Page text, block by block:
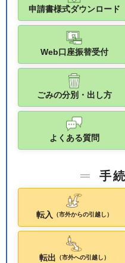
申請書様式ダウンロード
Web口座振替受付
ごみの分別・出し方
よくある質問
手
転入 （市外からの引越し）
転出 （市外への引越し）